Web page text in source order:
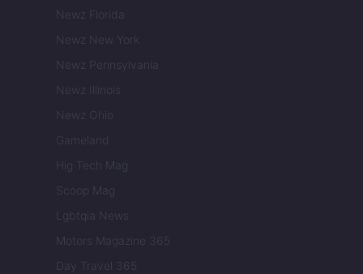
Newz Florida
Newz New York
Newz Pennsylvania
Newz Illinois
Newz Ohio
Gameland
Hig Tech Mag
Scoop Mag
Lgbtqia News
Motors Magazine 365
Day Travel 365